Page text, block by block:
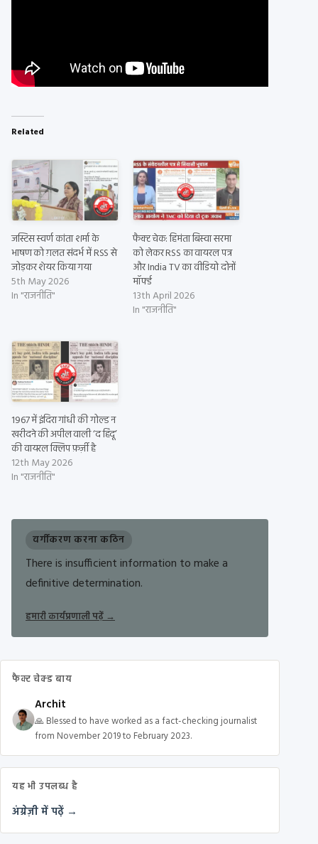
Related
जस्टिस स्वर्ण कांता शर्मा के
भाषण को ग़लत संदर्भ में RSS से
जोड़कर शेयर किया गया
5th May 2026
In "राजनीति"
फैक्ट चेक: हिमंता बिस्वा सरमा
को लेकर RSS का वायरल पत्र
और India TV का वीडियो दोनों
मॉर्फ्ड
13th April 2026
In "राजनीति"
1967 में इंदिरा गांधी की गोल्ड न
खरीदने की अपील वाली ‘द हिंदू’
की वायरल क्लिप फ़र्ज़ी है
12th May 2026
In "राजनीति"
वर्गीकरण करना कठिन
There is insufficient information to make a
definitive determination.
हमारी कार्यप्रणाली पढ़ें→
फैक्ट चेक्ड बाय
Archit
🙏 Blessed to have worked as a fact-checking journalist
from November 2019 to February 2023.
यह भी उपलब्ध है
अंग्रेज़ी में पढ़ें →